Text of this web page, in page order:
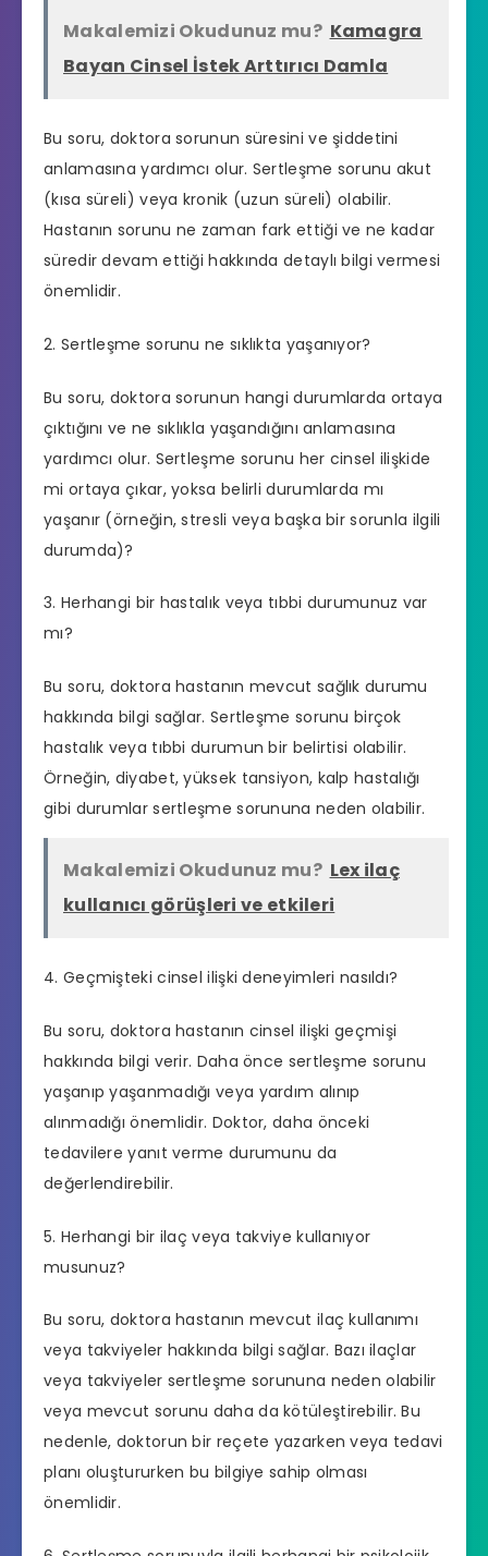
Makalemizi Okudunuz mu? Kamagra
Bayan Cinsel İstek Arttırıcı Damla
Bu soru, doktora sorunun süresini ve şiddetini
anlamasına yardımcı olur. Sertleşme sorunu akut
(kısa süreli) veya kronik (uzun süreli) olabilir.
Hastanın sorunu ne zaman fark ettiği ve ne kadar
süredir devam ettiği hakkında detaylı bilgi vermesi
önemlidir.
2. Sertleşme sorunu ne sıklıkta yaşanıyor?
Bu soru, doktora sorunun hangi durumlarda ortaya
çıktığını ve ne sıklıkla yaşandığını anlamasına
yardımcı olur. Sertleşme sorunu her cinsel ilişkide
mi ortaya çıkar, yoksa belirli durumlarda mı
yaşanır (örneğin, stresli veya başka bir sorunla ilgili
durumda)?
3. Herhangi bir hastalık veya tıbbi durumunuz var
mı?
Bu soru, doktora hastanın mevcut sağlık durumu
hakkında bilgi sağlar. Sertleşme sorunu birçok
hastalık veya tıbbi durumun bir belirtisi olabilir.
Örneğin, diyabet, yüksek tansiyon, kalp hastalığı
gibi durumlar sertleşme sorununa neden olabilir.
Makalemizi Okudunuz mu? Lex ilaç
kullanıcı görüşleri ve etkileri
4. Geçmişteki cinsel ilişki deneyimleri nasıldı?
Bu soru, doktora hastanın cinsel ilişki geçmişi
hakkında bilgi verir. Daha önce sertleşme sorunu
yaşanıp yaşanmadığı veya yardım alınıp
alınmadığı önemlidir. Doktor, daha önceki
tedavilere yanıt verme durumunu da
değerlendirebilir.
5. Herhangi bir ilaç veya takviye kullanıyor
musunuz?
Bu soru, doktora hastanın mevcut ilaç kullanımı
veya takviyeler hakkında bilgi sağlar. Bazı ilaçlar
veya takviyeler sertleşme sorununa neden olabilir
veya mevcut sorunu daha da kötüleştirebilir. Bu
nedenle, doktorun bir reçete yazarken veya tedavi
planı oluştururken bu bilgiye sahip olması
önemlidir.